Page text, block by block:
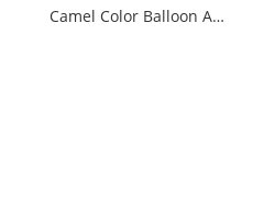
Camel Color Balloon Arch Kit